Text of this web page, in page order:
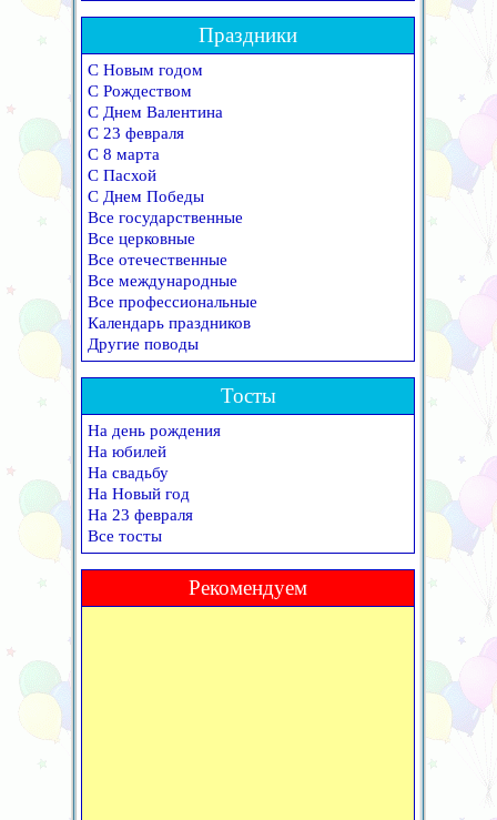
Праздники
С Новым годом
С Рождеством
С Днем Валентина
С 23 февраля
С 8 марта
С Пасхой
С Днем Победы
Все государственные
Все церковные
Все отечественные
Все международные
Все профессиональные
Календарь праздников
Другие поводы
Тосты
На день рождения
На юбилей
На свадьбу
На Новый год
На 23 февраля
Все тосты
Рекомендуем